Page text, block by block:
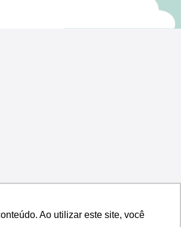
Ao utilizar este site, você
Ao utilizar este site, você